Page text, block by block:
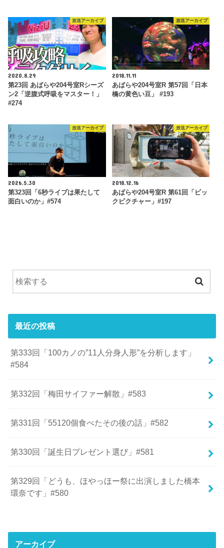
放送アーカイブ
2020.8.29
第23回 あばらや204号室Rシーズ
ン2「逆腹式呼吸をマスター！」
#274
放送アーカイブ
2018.11.11
あばらや204号室R 第57回「日本
橋の黄色い豆」 #193
放送アーカイブ
2026.5.30
第323回「6秒ライブは果たして
面白いのか」#574
放送アーカイブ
2018.12.16
あばらや204号室R 第61回「ビッ
クピクチャー」#197
最近の投稿
第333回「100カノの”11人分身人形”を分析します」
#584
第332回「梅田サイファー解散」#583
第331回「55120個食べたその後の話」#582
第330回「誕生日プレゼント選び」#581
第329回「どうも、ほやっほー祭に出演しました橋本
環奈です」#580
アーカイブ